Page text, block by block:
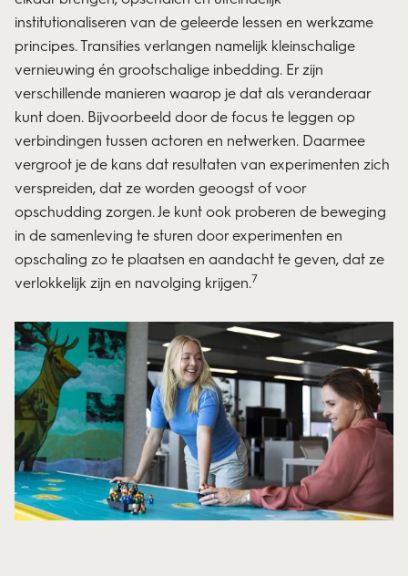
institutionaliseren van de geleerde lessen en werkzame
principes. Transities verlangen namelijk kleinschalige
vernieuwing én grootschalige inbedding. Er zijn
verschillende manieren waarop je dat als veranderaar
kunt doen. Bijvoorbeeld door de focus te leggen op
verbindingen tussen actoren en netwerken. Daarmee
vergroot je de kans dat resultaten van experimenten zich
verspreiden, dat ze worden geoogst of voor
opschudding zorgen. Je kunt ook proberen de beweging
in de samenleving te sturen door experimenten en
opschaling zo te plaatsen en aandacht te geven, dat ze
verlokkelijk zijn en navolging krijgen.7